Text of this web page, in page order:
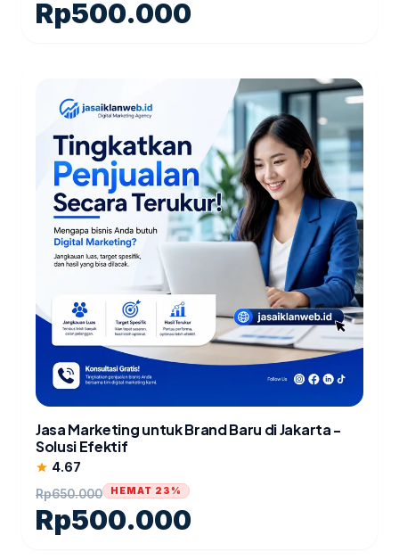
Rp500.000
Jasa Marketing untuk Brand Baru di Jakarta -
Solusi Efektif
star 4.67
Rp650.000
Rp500.000
HEMAT 23%